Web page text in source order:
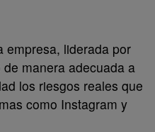
empresa, liderada por
manera adecuada a
los riesgos reales que
como Instagram y